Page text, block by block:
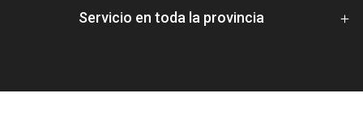
Servicio en toda la provincia